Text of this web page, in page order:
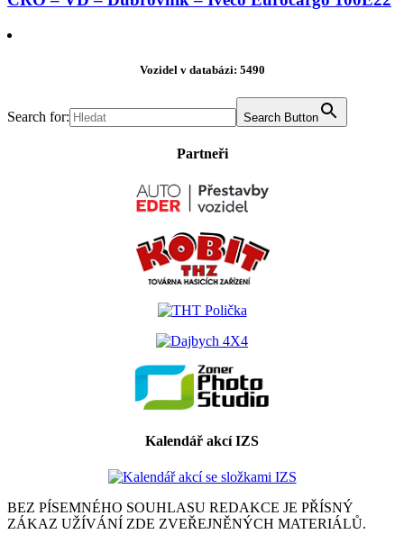
Vozidel v databázi: 5490
Search for: Search Button
Partneři
Kalendář akcí IZS
BEZ PÍSEMNÉHO SOUHLASU REDAKCE JE PŘÍSNÝ
ZÁKAZ UŽÍVÁNÍ ZDE ZVEŘEJNĚNÝCH MATERIÁLŮ.